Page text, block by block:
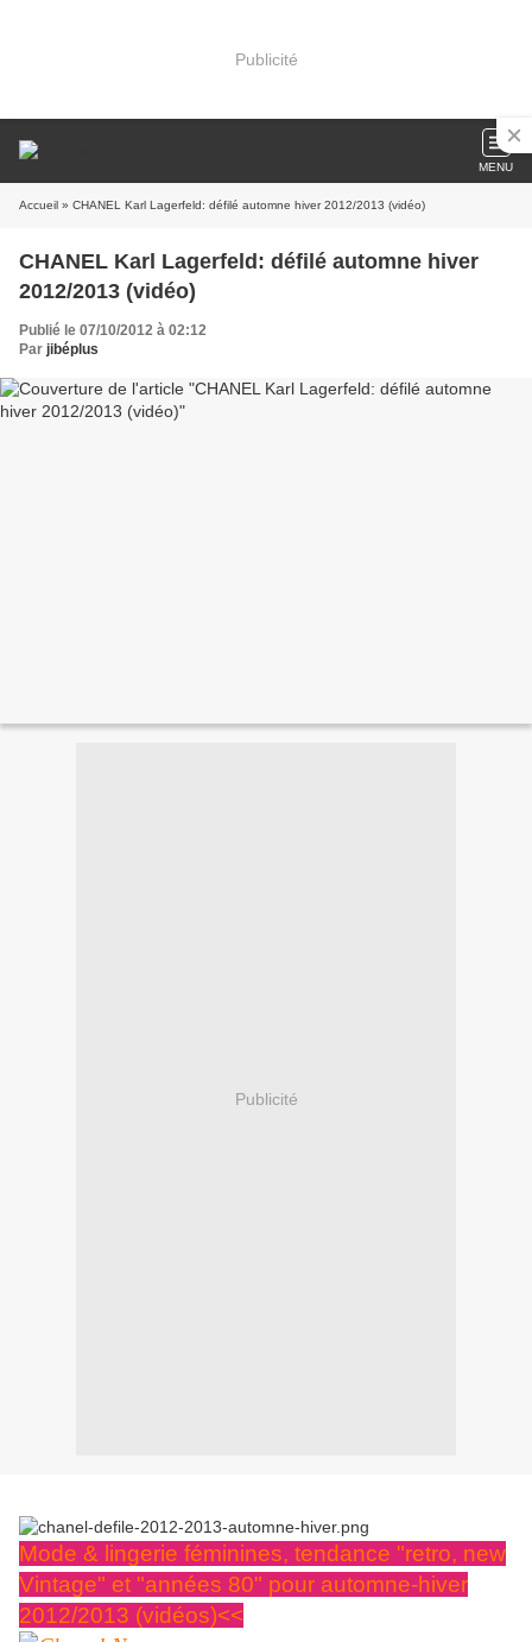
Publicité
MENU
Accueil » CHANEL Karl Lagerfeld: défilé automne hiver 2012/2013 (vidéo)
CHANEL Karl Lagerfeld: défilé automne hiver
2012/2013 (vidéo)
Publié le 07/10/2012 à 02:12
Par jibéplus
Publicité
Mode & lingerie féminines, tendance "retro, new
Vintage" et "années 80" pour automne-hiver
2012/2013 (vidéos)<<